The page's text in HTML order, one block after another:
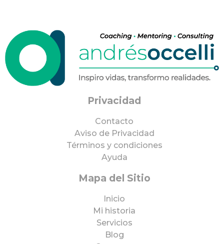
Privacidad
Contacto
Aviso de Privacidad
Términos y condiciones
Ayuda
Mapa del Sitio
Inicio
Mi historia
Servicios
Blog